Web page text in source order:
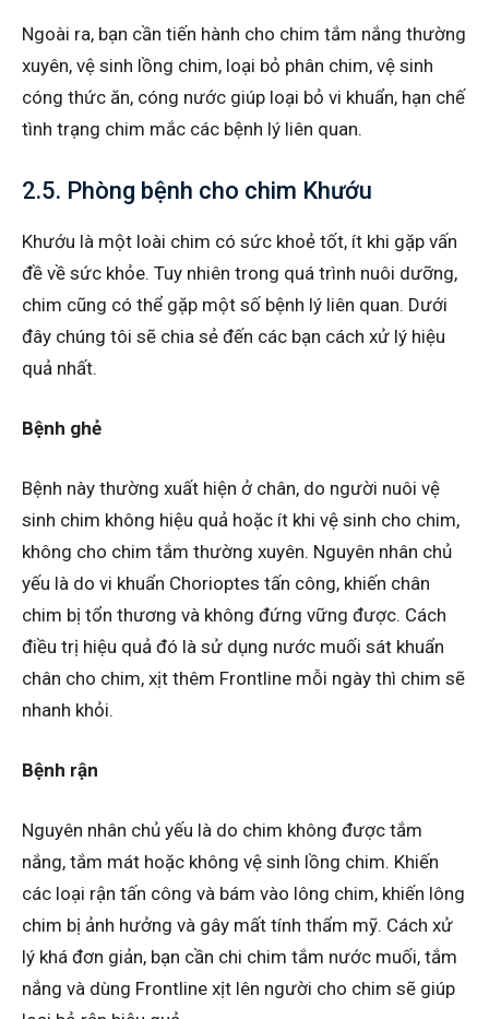
Ngoài ra, bạn cần tiến hành cho chim tắm nắng thường
xuyên, vệ sinh lồng chim, loại bỏ phân chim, vệ sinh
cóng thức ăn, cóng nước giúp loại bỏ vi khuẩn, hạn chế
tình trạng chim mắc các bệnh lý liên quan.
2.5. Phòng bệnh cho chim Khướu
Khướu là một loài chim có sức khoẻ tốt, ít khi gặp vấn
đề về sức khỏe. Tuy nhiên trong quá trình nuôi dưỡng,
chim cũng có thể gặp một số bệnh lý liên quan. Dưới
đây chúng tôi sẽ chia sẻ đến các bạn cách xử lý hiệu
quả nhất.
Bệnh ghẻ
Bệnh này thường xuất hiện ở chân, do người nuôi vệ
sinh chim không hiệu quả hoặc ít khi vệ sinh cho chim,
không cho chim tắm thường xuyên. Nguyên nhân chủ
yếu là do vi khuẩn Chorioptes tấn công, khiến chân
chim bị tổn thương và không đứng vững được. Cách
điều trị hiệu quả đó là sử dụng nước muối sát khuẩn
chân cho chim, xịt thêm Frontline mỗi ngày thì chim sẽ
nhanh khỏi.
Bệnh rận
Nguyên nhân chủ yếu là do chim không được tắm
nắng, tắm mát hoặc không vệ sinh lồng chim. Khiến
các loại rận tấn công và bám vào lông chim, khiến lông
chim bị ảnh hưởng và gây mất tính thẩm mỹ. Cách xử
lý khá đơn giản, bạn cần chi chim tắm nước muối, tắm
nắng và dùng Frontline xịt lên người cho chim sẽ giúp